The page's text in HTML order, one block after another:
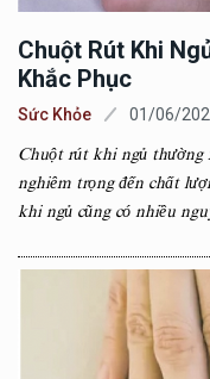
Chuột Rút Khi
Khắc Phục
Sức Khỏe 01/06/
Chuột rút khi ngủ thường
nghiêm trọng đến chất
khi ngủ cũng có nhiều